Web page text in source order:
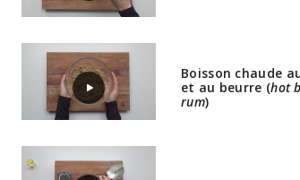
Boisson chaude
et au beurre (hot
rum)